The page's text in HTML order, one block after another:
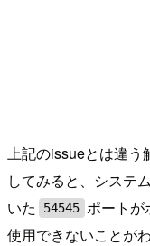
上記のissueとは違う
してみると、システ
いた
54545 ポートが
使用できないことが